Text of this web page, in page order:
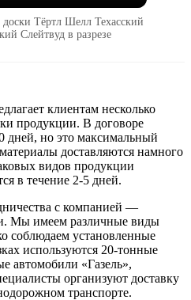
Тёртл Шелл Техасский
Слейтвуд в разрезе
клиентам несколько
продукции. В договоре
дней, но это максимальный
доставляются намного
видов продукции
в течение 2-5 дней.
с компанией —
Мы имеем различные виды
соблюдаем установленные
используются 20-тонные
автомобили «Газель»,
организуют доставку
транспорте.